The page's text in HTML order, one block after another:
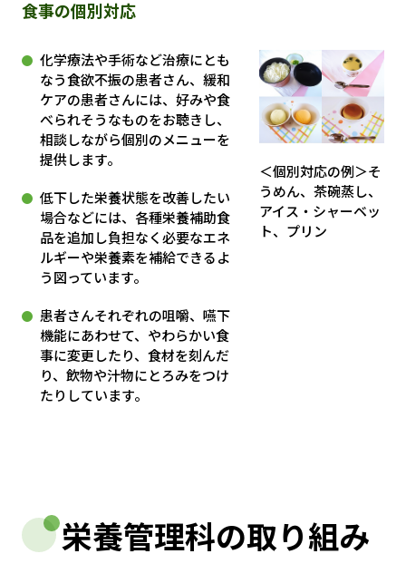
食事の個別対応
化学療法や手術など治療にとも
なう食欲不振の患者さん、緩和
ケアの患者さんには、好みや食
べられそうなものをお聴きし、
相談しながら個別のメニューを
提供します。
低下した栄養状態を改善したい
場合などには、各種栄養補助食
品を追加し負担なく必要なエネ
ルギーや栄養素を補給できるよ
う図っています。
患者さんそれぞれの咀嚼、嚥下
機能にあわせて、やわらかい食
事に変更したり、食材を刻んだ
り、飲物や汁物にとろみをつけ
たりしています。
＜個別対応の例＞そ
うめん、茶碗蒸し、
アイス・シャーベッ
ト、プリン
栄養管理科の取り組み